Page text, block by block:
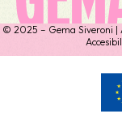
© 2025 – Gema Siveroni |